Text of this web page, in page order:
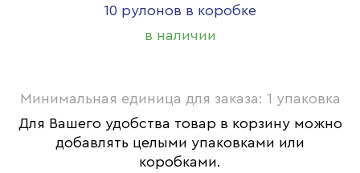
10 рулонов в коробке
в наличии
Минимальная единица для заказа: 1 упаковка
Для Вашего удобства товар в корзину можно
добавлять целыми упаковками или
коробками.